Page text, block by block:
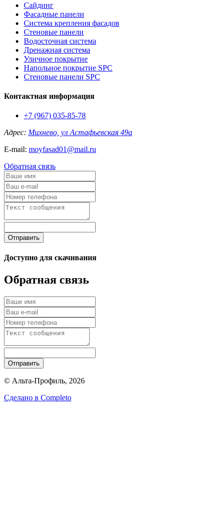
Сайдинг
Фасадные панели
Система крепления фасадов
Стеновые панели
Водосточная система
Дренажная система
Уличное покрытие
Напольное покрытие SPC
Стеновые панели SPC
Контактная информация
+7 (967) 035-85-78
Адрес: Михнево, ул Астафьевская 49а
E-mail: moyfasad01@mail.ru
Обратная связь
Отправить
Доступно для скачивания
Обратная связь
Отправить
© Альта-Профиль, 2026
Сделано в Completo